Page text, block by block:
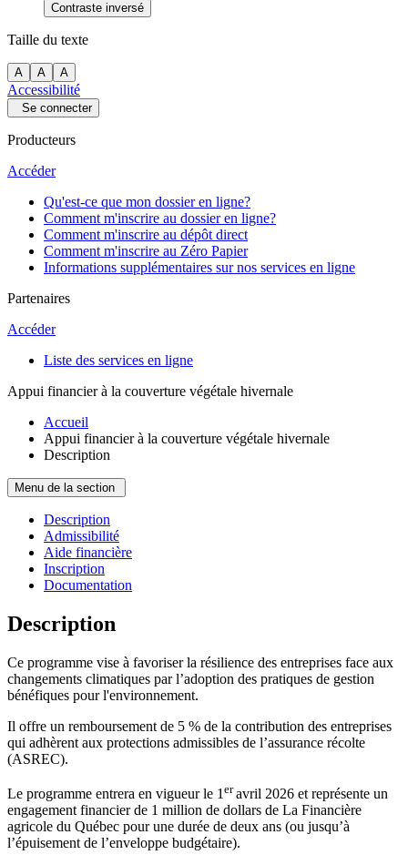
Contraste inversé
Taille du texte
A A A
Accessibilité
Se connecter
Producteurs
Accéder
Qu'est-ce que mon dossier en ligne?
Comment m'inscrire au dossier en ligne?
Comment m'inscrire au dépôt direct
Comment m'inscrire au Zéro Papier
Informations supplémentaires sur nos services en ligne
Partenaires
Accéder
Liste des services en ligne
Appui financier à la couverture végétale hivernale
Accueil
Appui financier à la couverture végétale hivernale
Description
Menu de la section
Description
Admissibilité
Aide financière
Inscription
Documentation
Description
Ce programme vise à favoriser la résilience des entreprises face aux
changements climatiques par l’adoption des pratiques de gestion
bénéfiques pour l'environnement.
Il offre un remboursement de 5 % de la contribution des entreprises
qui adhèrent aux protections admissibles de l’assurance récolte
(ASREC).
Le programme entrera en vigueur le 1 eravril 2026 et représente un
engagement financier de 1 million de dollars de La Financière
agricole du Québec pour une durée de deux ans (ou jusqu’à
l’épuisement de l’enveloppe budgétaire).